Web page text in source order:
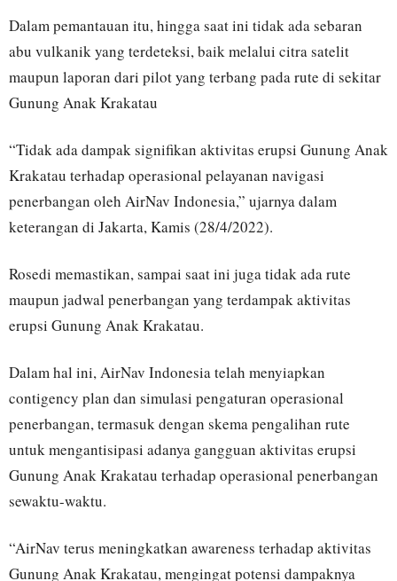
Dalam pemantauan itu, hingga saat ini tidak ada sebaran
abu vulkanik yang terdeteksi, baik melalui citra satelit
maupun laporan dari pilot yang terbang pada rute di sekitar
Gunung Anak Krakatau
“Tidak ada dampak signifikan aktivitas erupsi Gunung Anak
Krakatau terhadap operasional pelayanan navigasi
penerbangan oleh AirNav Indonesia,” ujarnya dalam
keterangan di Jakarta, Kamis (28/4/2022).
Rosedi memastikan, sampai saat ini juga tidak ada rute
maupun jadwal penerbangan yang terdampak aktivitas
erupsi Gunung Anak Krakatau.
Dalam hal ini, AirNav Indonesia telah menyiapkan
contigency plan dan simulasi pengaturan operasional
penerbangan, termasuk dengan skema pengalihan rute
untuk mengantisipasi adanya gangguan aktivitas erupsi
Gunung Anak Krakatau terhadap operasional penerbangan
sewaktu-waktu.
“AirNav terus meningkatkan awareness terhadap aktivitas
Gunung Anak Krakatau, mengingat potensi dampaknya